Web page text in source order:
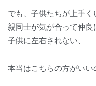
でも、子供たちが上手く
親同士が気が合って仲良
子供に左右されない、
本当はこちらの方がいい